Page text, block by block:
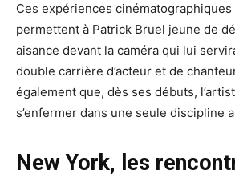
Ces expériences
permettent à Patrick Bruel jeune de
aisance devant la caméra qui lui
double carrière d’acteur et de
également que, dès ses débuts,
s’enfermer dans une seule discipline
New York, les